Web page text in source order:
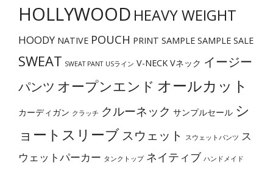
択
き
ま
HOLLYWOOD HEAVY WEIGHT
HOODY NATIVE POUCH PRINT SAMPLE SAMPLE SALE
SWEAT SWEAT PANT USライン V-NECK Vネック イージー
パンツ オープンエンド オールカット
カーディガン クラッチ クルーネック サンプルセール シ
ョートスリーブスウェット スウェットパンツ ス
ウェットパーカー タンクトップ ネイティブ ハンドメイド